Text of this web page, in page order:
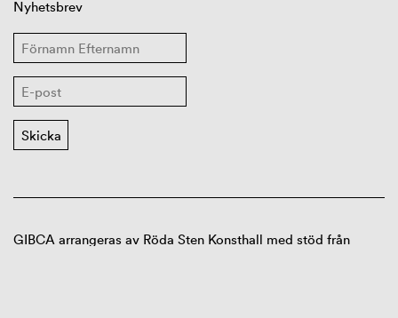
Nyhetsbrev
GIBCA arrangeras av Röda Sten Konsthall med stöd från